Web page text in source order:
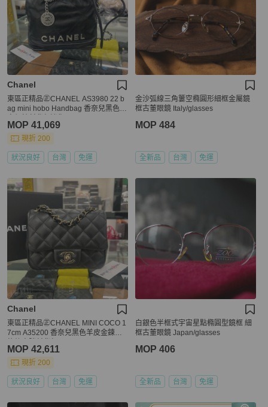
Chanel
東區正精品㊣CHANEL AS3980 22 b
ag mini hobo Handbag 香奈兒黑色銀
MOP 41,069
現折 200
狀況良好 台灣 免運
金沙弧線三角簍空橢圓形細框金屬鏡
框古董眼鏡 Italy/glasses
MOP 484
全新品 台灣 免運
Chanel
東區正精品㊣CHANEL MINI COCO 1
7cm A35200 香奈兒黑色羊皮金鍊菱
MOP 42,611
現折 200
狀況良好 台灣 免運
白銀色半框式宇宙星點橢圓型鏡框 細
框古董眼鏡 Japan/glasses
MOP 406
全新品 台灣 免運